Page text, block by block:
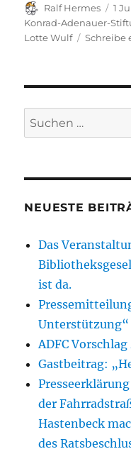
Autor
Ralf Hermes
am
1
Konrad-Adenauer-
Lotte Wulf
Schreibe
Suchen
nach:
NEUESTE
Das
ist da.
ADFC
Gastbeitrag:
der
Hastenbeck
des